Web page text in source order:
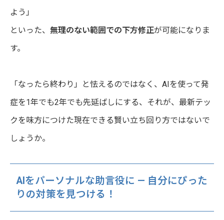
よう」
といった、 無理のない範囲での下方修正が可能になりま
す。
「なったら終わり」と怯えるのではなく、AIを使って発
症を1年でも2年でも先延ばしにする、それが、最新テッ
クを味方につけた現在できる賢い立ち回り方ではないで
しょうか。
AIをパーソナルな助言役に — 自分にぴった
りの対策を見つける！